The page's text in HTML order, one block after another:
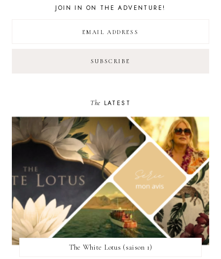
JOIN IN ON THE ADVENTURE!
The LATEST
The White Lotus (saison 1)